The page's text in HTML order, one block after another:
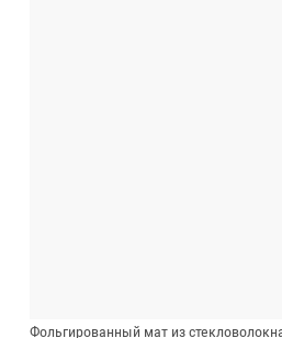
Фольгированный мат из